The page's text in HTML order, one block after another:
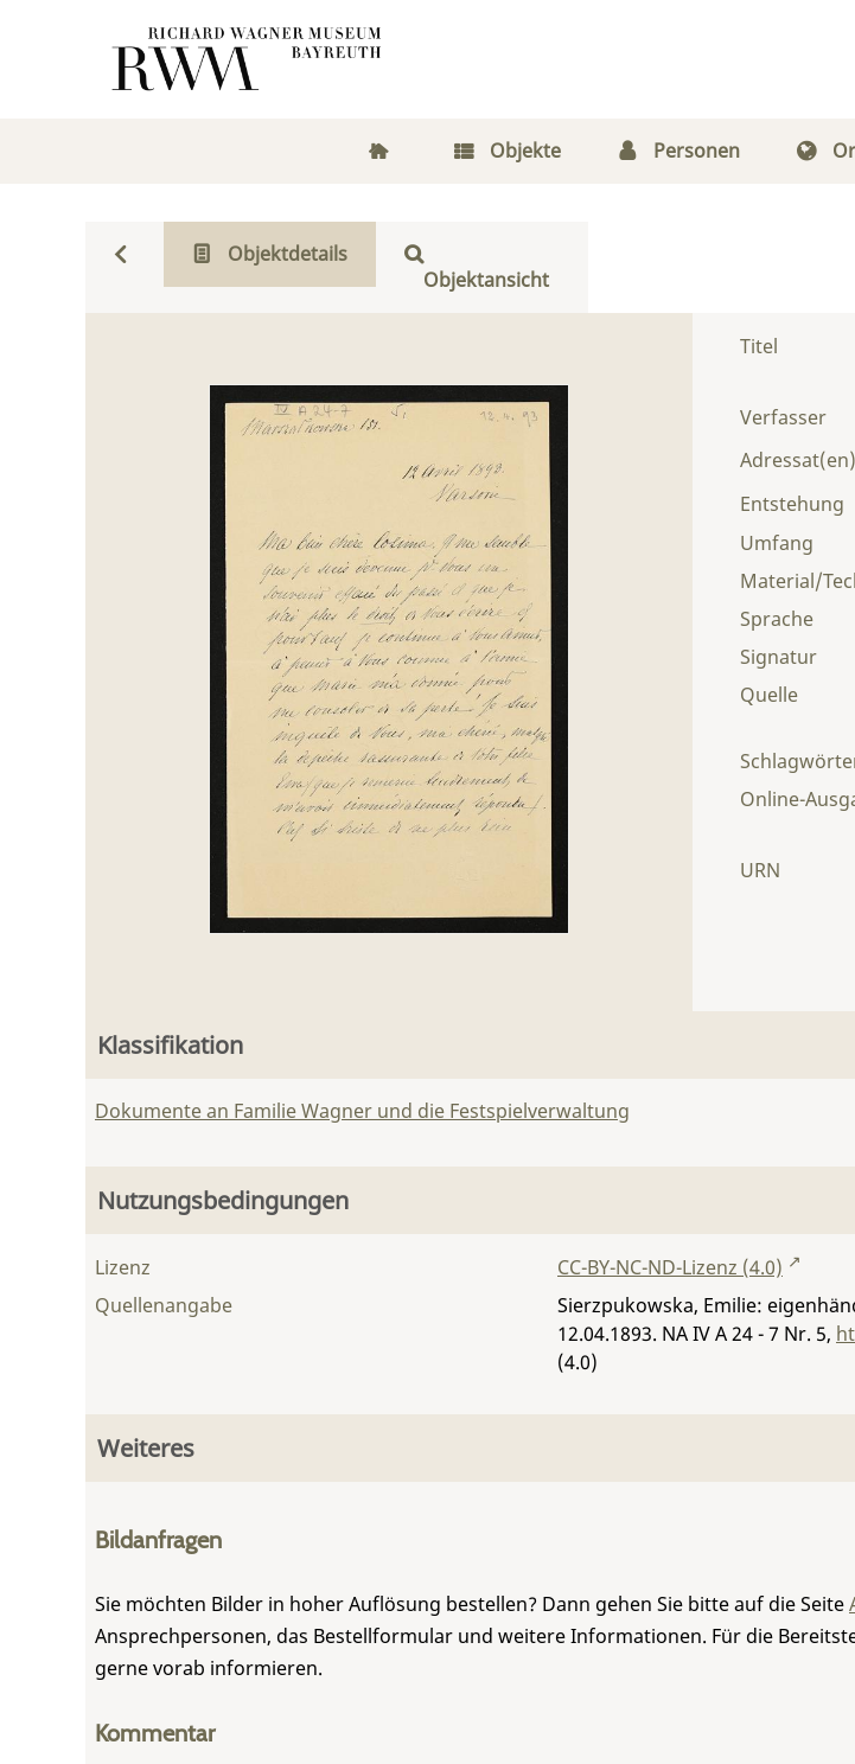
Objekte Personen
Objektdetails
Objektansicht
Titel
Verfasser
Adressat(en)
Entstehung
Umfang
Material/
Sprache
Signatur
Quelle
Online-
URN
Klassifikation
Dokumente an Familie Wagner und die Festspielverwaltung
Nutzungsbedingungen
Lizenz
CC-BY-NC-ND-Lizenz (4.0)
Quellenangabe
Sierzpukowska, Emilie:
12.04.1893. NA IV A 24 - 7 Nr. 5,
(4.0)
Weiteres
Bildanfragen
Sie möchten Bilder in hoher Auflösung bestellen? Dann gehen Sie bitte auf die Seite
Ansprechpersonen, das Bestellformular und weitere Informationen. Für die
gerne vorab informieren.
Kommentar